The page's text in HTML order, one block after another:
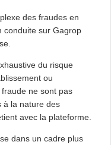
des fraudes en
conduite sur Gagrop
du risque
ou
ne sont pas
à la nature des
avec la plateforme.
dans un cadre plus